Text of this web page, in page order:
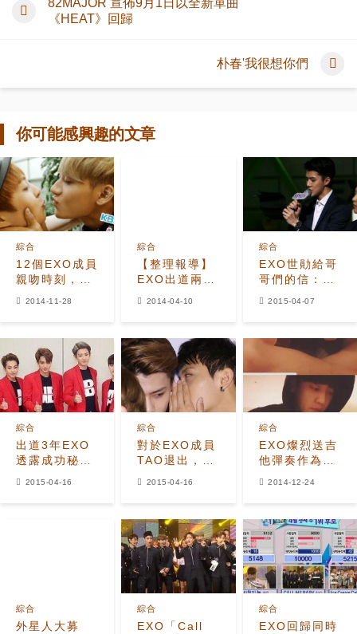
82MAJOR 宣佈9月1日以全新單曲
《HEAT》回歸
朴春'我很想你們
你可能感興趣的文章
12個EXO成員
親吻時刻，看
綜合
2014-11-28
【整理報導】
EXO出道兩週
綜合
2014-04-10
EXO世勛給哥
哥們的信：以
綜合
2015-04-07
出道3年EXO
透露成功秘訣
即使TAO-
綜合
2015-04-16
對於EXO成員
TAO退出，
SUHO的話語
綜合
2015-04-16
EXO燦烈送吉
他彈奏作為聖
誕禮物歌迷大
綜合
2014-12-24
外星人大募
綜合
EXO「Call
綜合
EXO回歸同時
綜合